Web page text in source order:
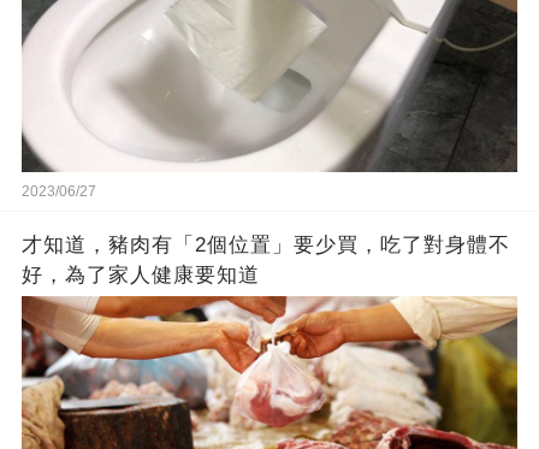
2023/06/27
才知道，豬肉有「2個位置」要少買，吃了對身體不
好，為了家人健康要知道